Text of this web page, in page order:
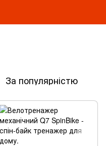
За популярністю